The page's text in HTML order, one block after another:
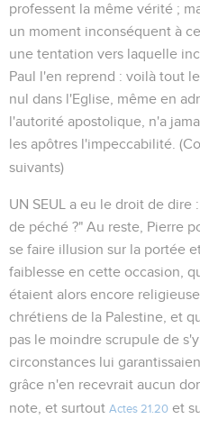
professent la même vérité ;
un moment inconséquent à
une tentation vers laquelle
Paul l'en reprend : voilà tout
nul dans l'Eglise, même en
l'autorité apostolique, n'a
les apôtres l'impeccabilité.
suivants)
UN SEUL a eu le droit de dire
de péché ?" Au reste, Pierre
se faire illusion sur la portée
faiblesse en cette occasion,
étaient alors encore
chrétiens de la Palestine, et
pas le moindre scrupule de
circonstances lui
grâce n'en recevrait aucun
note, et surtout Actes 21.20 et